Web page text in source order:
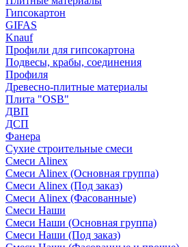
Гипсокартон
GIFAS
Knauf
Профили для гипсокартона
Подвесы, крабы, соединения
Профиля
Древесно-плитные материалы
Плита "OSB"
ДВП
ДСП
Фанера
Сухие строительные смеси
Смеси Alinex
Смеси Alinex (Основная группа)
Смеси Alinex (Под заказ)
Смеси Alinex (Фасованные)
Смеси Наши
Смеси Наши (Основная группа)
Смеси Наши (Под заказ)